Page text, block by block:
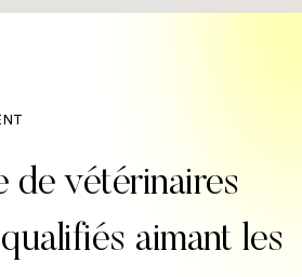
de vétérinaires
aimant les